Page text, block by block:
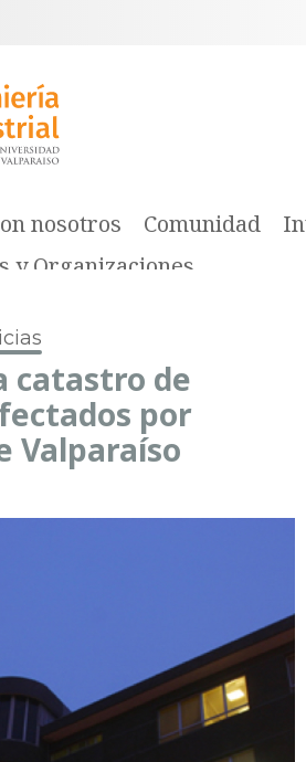
nosotros Comunidad
y Organizaciones
catastro de
por
Valparaíso